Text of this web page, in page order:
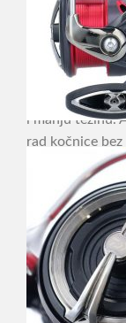
serije.
vode i čestica
znatno
Tough
osigurava
i manju težinu.
rad kočnice
snagu kočenja
podešavanja.
zajedno sa
težinom.
• LT (Light &
• Zaion V® telo
•